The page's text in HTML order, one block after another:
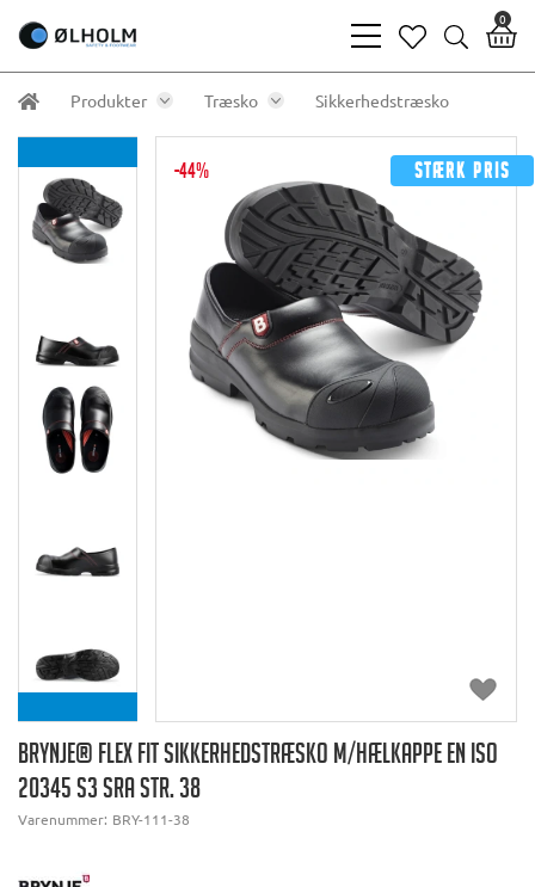
bars
light
heart
search
0
Produkter Træsko Sikkerhedstræsko
-44% Stærk pris
BRYNJE® FLEX FIT SIKKERHEDSTRÆSKO M/HÆLKAPPE EN ISO
20345 S3 SRA STR. 38
Varenummer: BRY-111-38